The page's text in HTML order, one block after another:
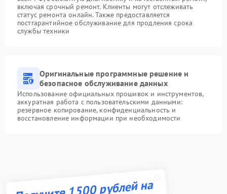
включая срочный ремонт. Клиенты могут отслеживать
статус ремонта онлайн. Также предоставляется
постгарантийное обслуживание для продления срока
службы техники
Оригинальные программные решение и
безопасное обслуживание данных
Использование официальных прошивок и инструментов,
аккуратная работа с пользовательскими данными:
резервное копирование, конфиденциальность и
восстановление информации при необходимости